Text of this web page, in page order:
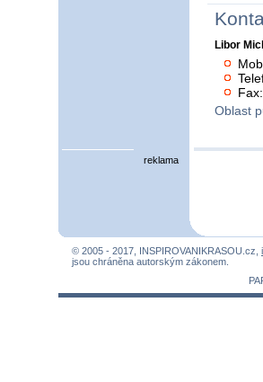
Libor
Oblast
reklama
© 2005 - 2017, INSPIROVANIKRASOU.cz,
jsou chráněna autorským zákonem.